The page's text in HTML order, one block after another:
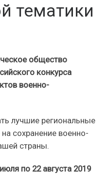
тематики
общество
конкурса
военно-
лучшие региональные
сохранение военно-
страны.
по 22 августа 2019